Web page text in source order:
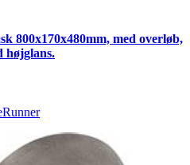
800x170x480mm, med overløb,
højglans.